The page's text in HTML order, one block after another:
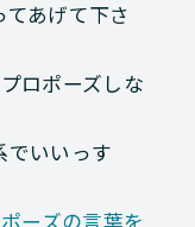
あげて下さ
ロポーズしな
でいいっす
ーズの言葉を